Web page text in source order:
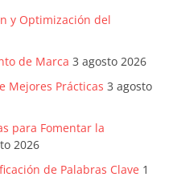
y Optimización del
de Marca 3 agosto 2026
Mejores Prácticas 3 agosto
para Fomentar la
2026
de Palabras Clave 1